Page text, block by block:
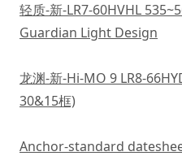
轻质-新-LR7-60HVHL
Guardian Light Design
龙渊-新-Hi-MO 9 LR8-
30&15框)
Anchor-standard